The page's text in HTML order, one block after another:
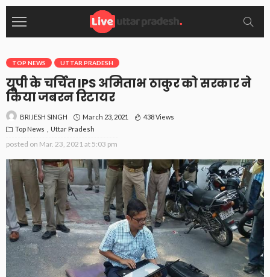
TOP NEWS UTTAR PRADESH
यूपी के चर्चित IPS अमिताभ ठाकुर को सरकार ने
किया जबरन रिटायर
BRIJESH SINGH March 23, 2021
438 Views
Top News
Uttar Pradesh
posted on Mar. 23, 2021 at 5:03 pm